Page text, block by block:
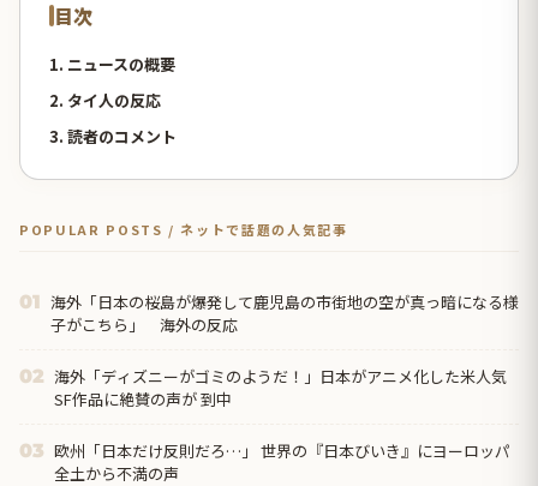
目次
1. ニュースの概要
2. タイ人の反応
3. 読者のコメント
POPULAR POSTS / ネットで話題の人気記事
01 海外「日本の桜島が爆発して鹿児島の市街地の空が真っ暗になる様
子がこちら」 海外の反応
02 海外「ディズニーがゴミのようだ！」日本がアニメ化した米人気
SF作品に絶賛の声が 到中
03 欧州「日本だけ反則だろ…」 世界の『日本びいき』にヨーロッパ
全土から不満の声